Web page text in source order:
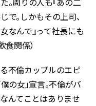
で。しかもその上司、
なんで』って社長にも
食関係）
不倫カップルのエピ
の女」宣言。不倫がバ
んてことはありませ